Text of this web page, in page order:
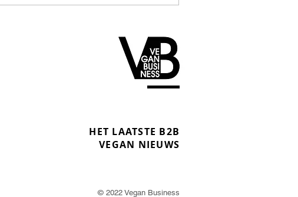
HET LAATSTE B2B
VEGAN NIEUWS
© 2022 Vegan Business